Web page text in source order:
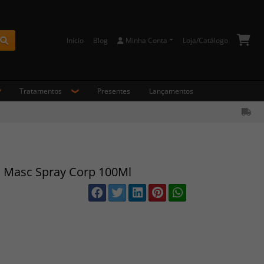
Início Blog Minha Conta Loja/Catálogo
Tratamentos Presentes Lançamentos
Spray Corp 100Ml